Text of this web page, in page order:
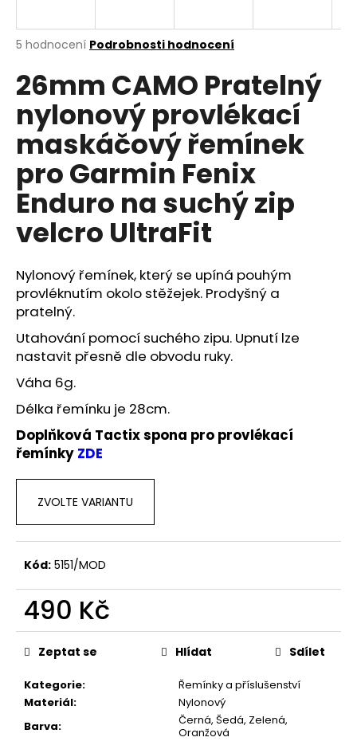
Průměrné
produktu
je
5
hvězdiček.
5 hodnocení Podrobnosti hodnocení
26mm CAMO Pratelný
nylonový provlékací
maskáčový řemínek
pro Garmin Fenix
Enduro na suchý zip
velcro UltraFit
Nylonový řemínek, který se upíná pouhým
provléknutím okolo stěžejek. Prodyšný a
pratelný.
Utahování pomocí suchého zipu. Upnutí lze
nastavit přesně dle obvodu ruky.
Váha 6g.
Délka řemínku je 28cm.
Doplňková Tactix spona pro provlékací
řemínky ZDE
ZVOLTE VARIANTU
Kód: 5151/MOD
490 Kč
Měrná
cena:
Kategorie:
Řemínky a příslušenství
Materiál:
Nylonový
Barva:
Černá, Šedá, Zelená,
Oranžová
Zeptat se Hlídat Sdílet
j
t
?
HLEDAT
o
p
o
r
u
č
u
j
e
m
e